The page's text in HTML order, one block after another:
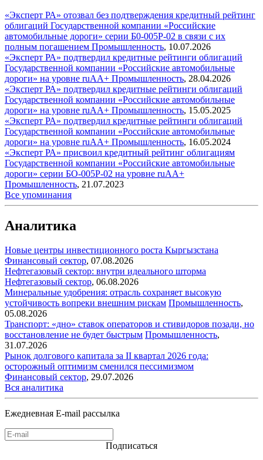
«Эксперт РА» отозвал без подтверждения кредитный рейтинг
облигаций Государственной компании «Российские
автомобильные дороги» серии Б0-005P-02 в связи с их
полным погашением Промышленность, 10.07.2026
«Эксперт РА» подтвердил кредитные рейтинги облигаций
Государственной компании «Российские автомобильные
дороги» на уровне ruAA+ Промышленность, 28.04.2026
«Эксперт РА» подтвердил кредитные рейтинги облигаций
Государственной компании «Российские автомобильные
дороги» на уровне ruAA+ Промышленность, 15.05.2025
«Эксперт РА» подтвердил кредитные рейтинги облигаций
Государственной компании «Российские автомобильные
дороги» на уровне ruAA+ Промышленность, 16.05.2024
«Эксперт РА» присвоил кредитный рейтинг облигациям
Государственной компании «Российские автомобильные
дороги» серии БО-005P-02 на уровне ruAA+
Промышленность, 21.07.2023
Все упоминания
Аналитика
Новые центры инвестиционного роста Кыргызстана
Финансовый сектор, 07.08.2026
Нефтегазовый сектор: внутри идеального шторма
Нефтегазовый сектор, 06.08.2026
Минеральные удобрения: отрасль сохраняет высокую
устойчивость вопреки внешним рискам Промышленность,
05.08.2026
Транспорт: «дно» ставок операторов и стивидоров позади, но
восстановление не будет быстрым Промышленность,
31.07.2026
Рынок долгового капитала за II квартал 2026 года:
осторожный оптимизм сменился пессимизмом
Финансовый сектор, 29.07.2026
Вся аналитика
Ежедневная E-mail рассылка
Подписаться